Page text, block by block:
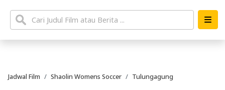
Jadwal Film Shaolin Womens Soccer Tulungagung